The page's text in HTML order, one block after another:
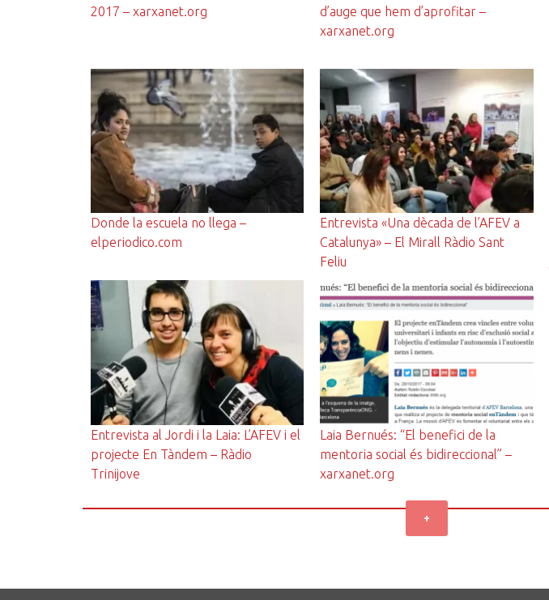
2017 – xarxanet.org
d’auge que hem d’aprofitar –
xarxanet.org
Donde la escuela no llega –
elperiodico.com
Entrevista «Una dècada de l’AFEV a
Catalunya» – El Mirall Ràdio Sant
Feliu
Entrevista al Jordi i la Laia: L’AFEV i el
projecte En Tàndem – Ràdio
Trinijove
Laia Bernués: “El benefici de la
mentoria social és bidireccional” –
xarxanet.org
+